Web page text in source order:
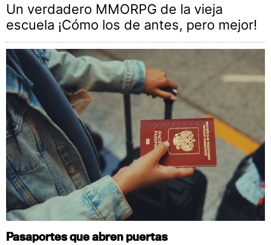
Un verdadero MMORPG de la vieja
escuela ¡Cómo los de antes, pero mejor!
Pasaportes que abren puertas